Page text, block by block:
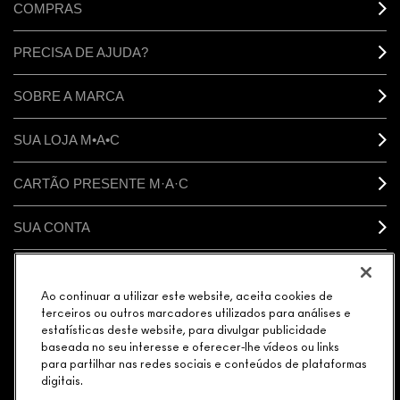
COMPRAS
PRECISA DE AJUDA?
SOBRE A MARCA
SUA LOJA M•A•C
CARTÃO PRESENTE M·A·C
SUA CONTA
GERENCIAR COOKIES DO SITE
Ao continuar a utilizar este website, aceita cookies de
terceiros ou outros marcadores utilizados para análises e
estatísticas deste website, para divulgar publicidade
baseada no seu interesse e oferecer-lhe vídeos ou links
para partilhar nas redes sociais e conteúdos de plataformas
digitais.